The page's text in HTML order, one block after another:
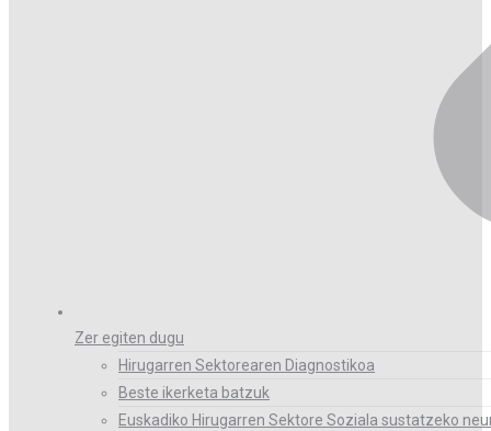
Zer egiten dugu
Hirugarren Sektorearen Diagnostikoa
Beste ikerketa batzuk
Euskadiko Hirugarren Sektore Soziala sustatzeko